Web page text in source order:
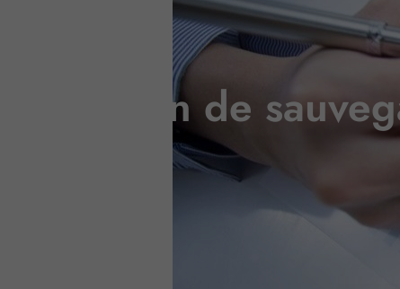
Plan de